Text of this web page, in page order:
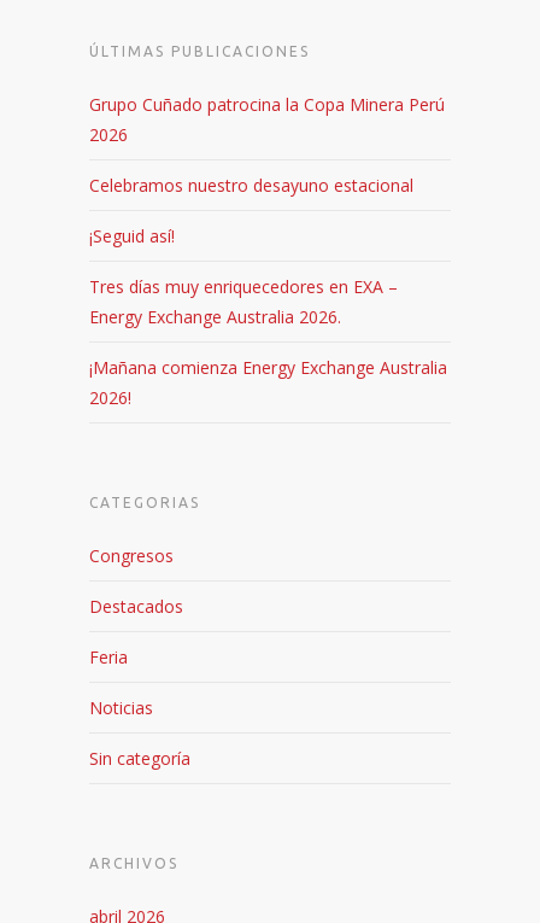
ÚLTIMAS PUBLICACIONES
Grupo Cuñado patrocina la Copa Minera Perú
2026
Celebramos nuestro desayuno estacional
¡Seguid así!
Tres días muy enriquecedores en EXA –
Energy Exchange Australia 2026.
¡Mañana comienza Energy Exchange Australia
2026!
CATEGORIAS
Congresos
Destacados
Feria
Noticias
Sin categoría
ARCHIVOS
abril 2026